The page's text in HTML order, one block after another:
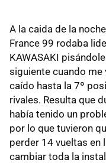
A la caida de la
France 99 rodaba
KAWASAKI
siguiente cuando me
caído hasta la 7º
rivales. Resulta que
había tenido un
por lo que tuvieron
perder 14 vueltas en
cambiar toda la